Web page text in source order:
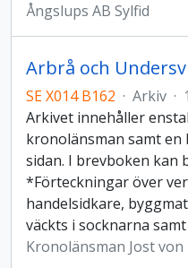
Ångslups AB Sylfid
SE X014 B162 · Arkiv ·
Arkivet innehåller
kronolänsman samt
sidan. I brevboken kan
*Förteckningar över
handelsidkare,
väckts i socknarna
Kronolänsman Jost